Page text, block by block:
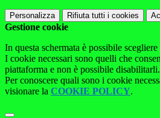
Personalizza Rifiuta tutti i cookies
Gestione cookie
In questa schermata è possibile
I cookie necessari sono quelli che
piattaforma e non è possibile disabilitarli.
Per conoscere quali sono i cookie
visionare la COOKIE POLICY.